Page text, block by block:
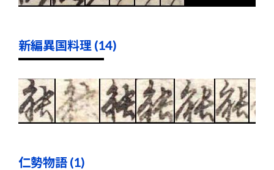
新編異国料理 (14)
仁勢物語 (1)